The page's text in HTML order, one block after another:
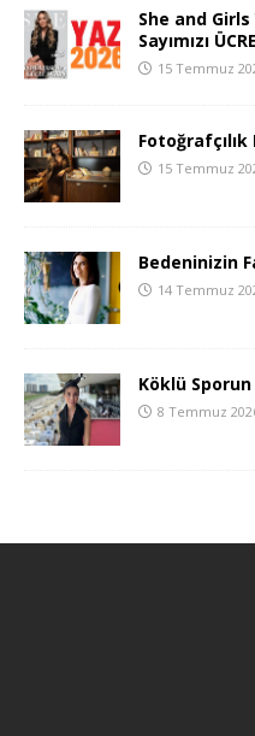
She and Girls
Sayımızı
15 Temmuz
15 Temmuz
Bedeninizin
14 Temmuz
Köklü Sporun
8 Temmuz